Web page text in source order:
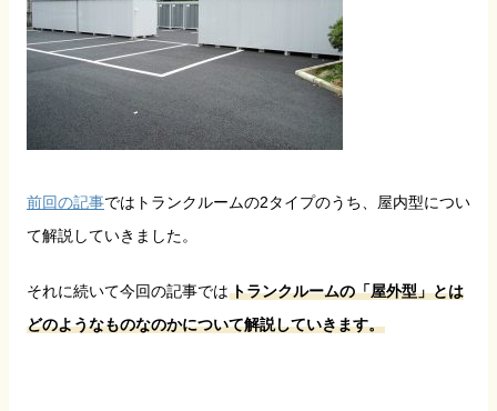
前回の記事ではトランクルームの2タイプのうち、屋内型につい
て解説していきました。
それに続いて今回の記事ではトランクルームの「屋外型」とは
どのようなものなのかについて解説していきます。